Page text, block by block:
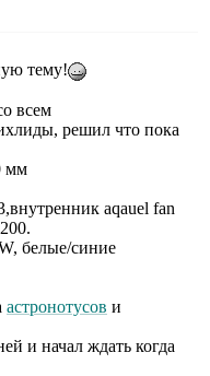
тему!
всем
решил что пока
мм
aqauel fan
белые/синие
астронотусов и
и начал ждать когда